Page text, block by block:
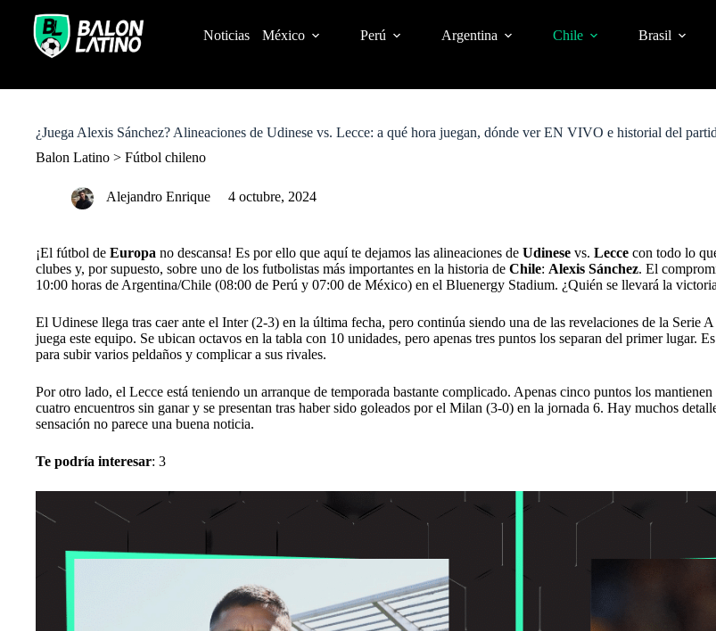
o
Noticias México Perú Argentina Chile Brasil
¿Juega Alexis Sánchez? Alineaciones de Udinese vs. Lecce: a qué hora juegan, dónde ver EN VIVO e historial del
Balon Latino > Fútbol chileno
Alejandro Enrique 4 octubre, 2024
¡El fútbol de Europa no descansa! Es por ello que aquí te dejamos las alineaciones de Udinese vs. Lecce con todo lo
clubes y, por supuesto, sobre uno de los futbolistas más importantes en la historia de Chile: Alexis Sánchez. El
10:00 horas de Argentina/Chile (08:00 de Perú y 07:00 de México) en el Bluenergy Stadium. ¿Quién se llevará la
El Udinese llega tras caer ante el Inter (2-3) en la última fecha, pero continúa siendo una de las revelaciones de la Serie
juega este equipo. Se ubican octavos en la tabla con 10 unidades, pero apenas tres puntos los separan del primer lugar.
para subir varios peldaños y complicar a sus rivales.
Por otro lado, el Lecce está teniendo un arranque de temporada bastante complicado. Apenas cinco puntos los
cuatro encuentros sin ganar y se presentan tras haber sido goleados por el Milan (3-0) en la jornada 6. Hay muchos
sensación no parece una buena noticia.
Te podría interesar: 3